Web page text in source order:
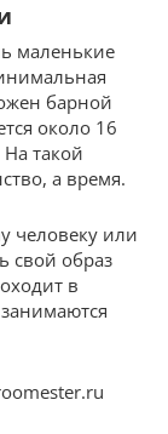
маленькие
барной
около 16
такой
а время.
человеку или
свой образ
в